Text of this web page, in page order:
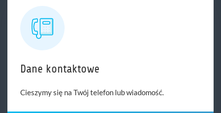
Dane kontaktowe
Cieszymy się na Twój telefon lub wiadomość.